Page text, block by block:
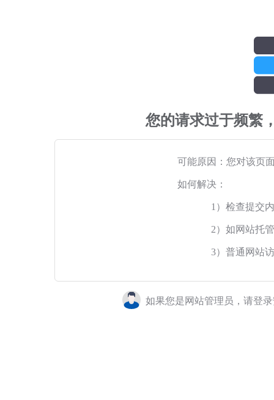
您的请求过于频繁
可能原因：您对该页
如何解决：
1）检查提交
2）如网站托
3）普通网站
如果您是网站管理员，请登